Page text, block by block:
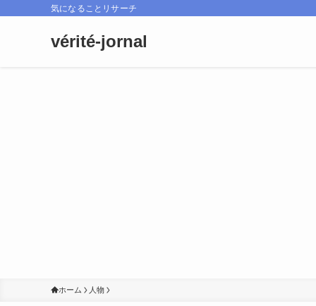
気になることリサーチ
vérité-jornal
ホーム 人物